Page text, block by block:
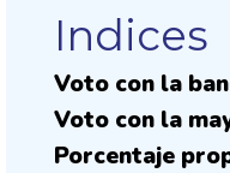
Indices
Voto con la
Voto con la
Porcentaje